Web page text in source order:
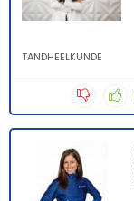
TANDHEELKUNDE